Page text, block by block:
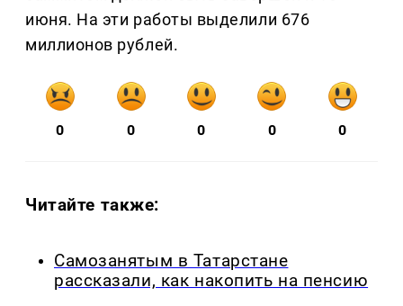
июня. На эти работы выделили 676
миллионов рублей.
0 0 0 0 0
Читайте также:
Самозанятым в Татарстане
рассказали, как накопить на пенсию